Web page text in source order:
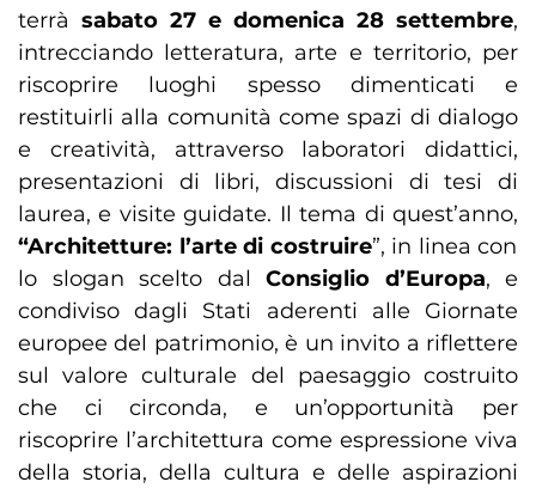
terrà sabato 27 e domenica 28 settembre,
intrecciando letteratura, arte e territorio, per
riscoprire luoghi spesso dimenticati e
restituirli alla comunità come spazi di dialogo
e creatività, attraverso laboratori didattici,
presentazioni di libri, discussioni di tesi di
laurea, e visite guidate. Il tema di quest’anno,
“Architetture: l’arte di costruire”, in linea con
lo slogan scelto dal Consiglio d’Europa, e
condiviso dagli Stati aderenti alle Giornate
europee del patrimonio, è un invito a riflettere
sul valore culturale del paesaggio costruito
che ci circonda, e un’opportunità per
riscoprire l’architettura come espressione viva
della storia, della cultura e delle aspirazioni